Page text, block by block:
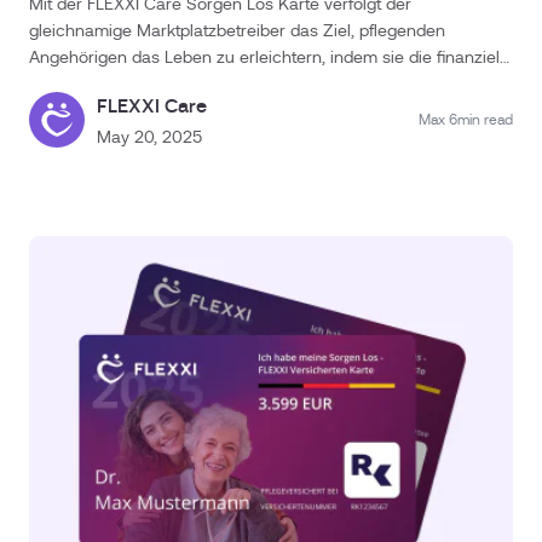
berücksichtigen wir sowohl die Änderungen, die bereits ab
dem 1. Januar 2025 gelten, als auch jene, die erst zum 1. Juli
2025 in Kraft treten.Die wichtigsten Anpassungen ab Juli
werden in einem eigenen Video innerhalb der FAQ-Reihe
verständlich erklärt – damit Sie wissen, was sich wann ändert
und wie Sie davon profitieren können.Unser Tipp: Tauschen Sie
beitreten: Zum VHP Netzwerk auf FacebookFAQ-Bereich auf
der WebsiteEinige zentrale Fragen beantworten wir auch
schriftlich auf unserer Infoseite zur Verhinderungspflege 2025.
Diese Seite wird laufend aktualisiert, falls sich gesetzlich etwas
ändert.FazitDie Verhinderungspflege ist eine wertvolle
Unterstützung – aber nur, wenn Sie wissen, wie Sie sie richtig
nutzen.Unsere Video-Serie gibt Ihnen in wenigen Minuten
Klarheit – egal ob Sie gerade erst anfangen oder schon
beantragt haben.👉 Jetzt ansehen oder anhören:YouTube
öffnenSpotify startenInfoseite besuchenFacebook-Gruppe
gleichnamige Marktplatzbetreiber das Ziel, pflegenden
Angehörigen das Leben zu erleichtern, indem sie die finanzielle
Inanspruchnahme von Verhinderungspflege abnimmt. Dies ist
zu Recht auch auf Kritik gestoßen. Die Meinungen reichen von
vergeudetes Geld?In diesem Blogbeitrag möchten wir offen
ansprechen, für wen diese FLEXXI Sorgen Los Karte definitiv
NICHT die optimale Wahl ist. Ob man soweit gehen muss, die
Gebühr von 41 € im Jahr bei einem gleichzeitigen Bonus von
60 € als „Abzocke“ zu bezeichnen, muss jeder selbst
entscheiden; vor allem, wenn man schon einmal
Verhinderungspflege beantragt hat und weiß, wie viel Zeit mit
Ausfüllen und potenziellen Rückfragen verloren gehen kann.
Kein Wunder, dass nur 21% der Berechtigten in Deutschland –
interessanterweise fast alle mit hohen Pflegegraden – das
Budget nutzen, im Gegensatz zu 80-99% bei anderen Töpfen
FLEXXI Care
May 20, 2025
Max 6min read